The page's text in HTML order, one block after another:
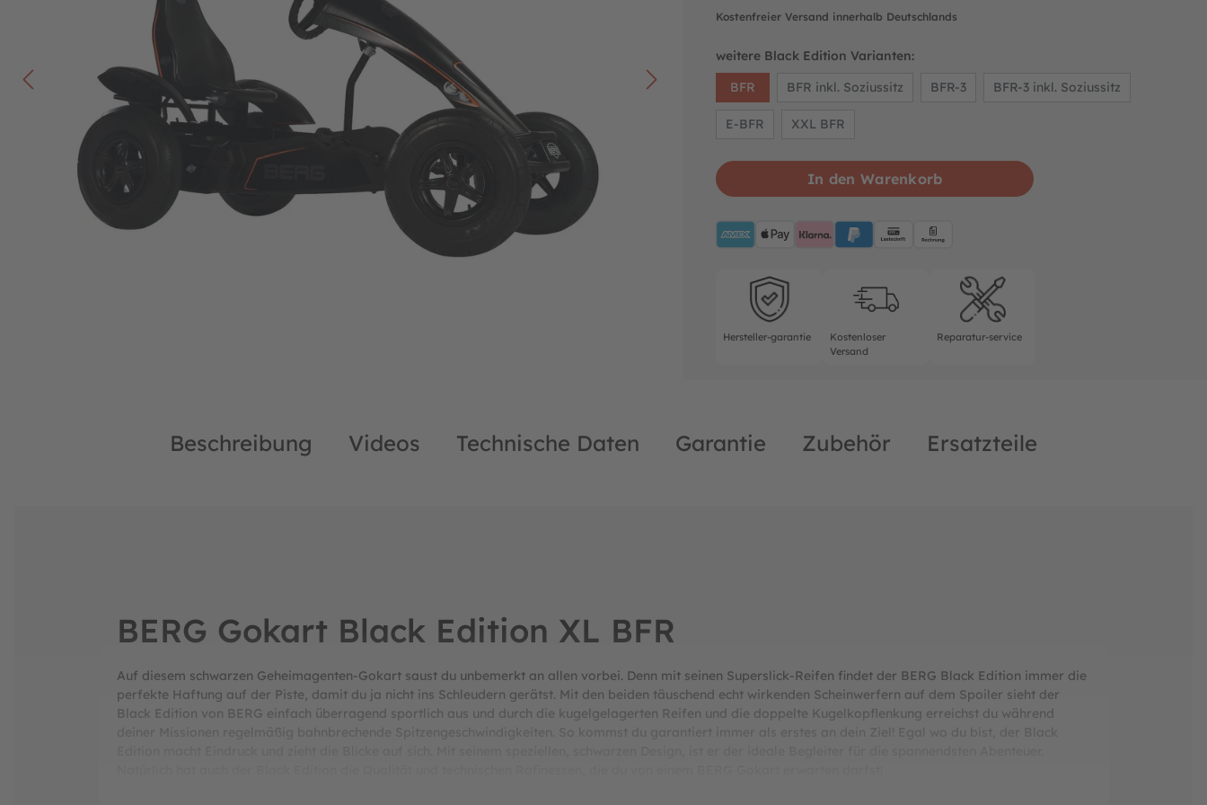
Kostenfreier Versand innerhalb Deutschlands
weitere Black Edition Varianten:
BFR
BFR inkl. Soziussitz BFR-3 BFR-3 inkl. Soziussitz
E-BFR XXL BFR
In den Warenkorb
ApplePayKlarna PayPalBlueLastschrift
Hersteller-garantie
Hersteller-garantie
Kostenloser Versand
Kostenloser
Versand
Reparatur-service
Reparatur-service
Beschreibung Videos Technische Daten Garantie Zubehör Ersatzteile
BERG Gokart Black Edition XL BFR
Auf diesem schwarzen Geheimagenten-Gokart saust du unbemerkt an allen vorbei. Denn mit seinen Superslick-Reifen findet der BERG Black Edition immer die
perfekte Haftung auf der Piste, damit du ja nicht ins Schleudern gerätst. Mit den beiden täuschend echt wirkenden Scheinwerfern auf dem Spoiler sieht der
Black Edition von BERG einfach überragend sportlich aus und durch die kugelgelagerten Reifen und die doppelte Kugelkopflenkung erreichst du während